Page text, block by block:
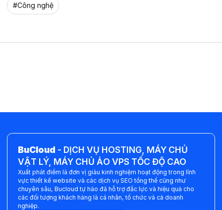
#Công nghệ
BuCloud - DỊCH VỤ HOSTING, MÁY CHỦ
VẬT LÝ, MÁY CHỦ ẢO VPS TỐC ĐỘ CAO
Xuất phát điểm là đơn vị giàu kinh nghiệm hoạt động trong lĩnh
vực thiết kế website và các dịch vụ SEO tổng thể cũng như
chuyên sâu, Bucloud tự hào đã hỗ trợ đắc lực và hiệu quả cho
các đối tượng khách hàng là cá nhân, tổ chức và cả doanh
nghiệp.